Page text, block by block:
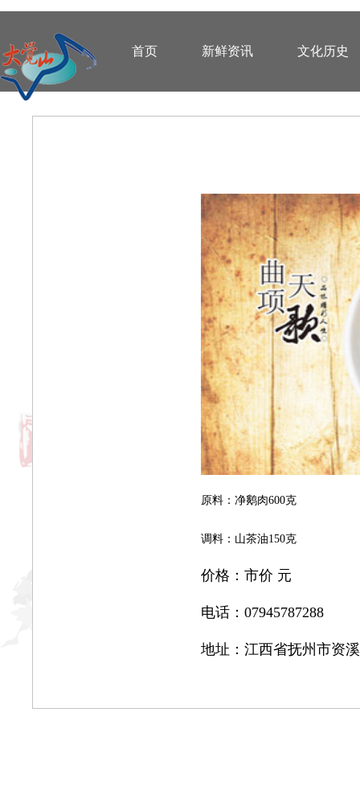
首页 新鲜资讯 文化历史
原料：净鹅肉600克
调料：山茶油150克
价格： 市价 元
电话： 07945787288
地址： 江西省抚州市资